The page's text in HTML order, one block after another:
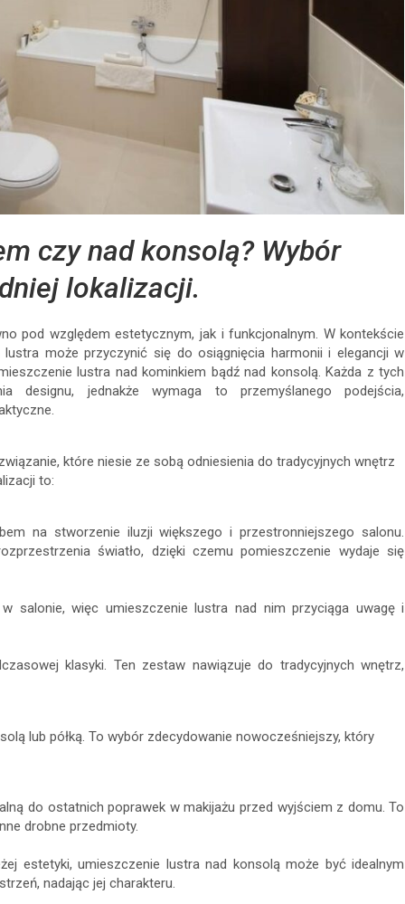
czy nad konsolą? Wybór
lokalizacji.
pod względem estetycznym, jak i funkcjonalnym. W kontekście
może przyczynić się do osiągnięcia harmonii i elegancji w
lustra nad kominkiem bądź nad konsolą. Każda z tych
designu, jednakże wymaga to przemyślanego podejścia,
które niesie ze sobą odniesienia do tradycyjnych wnętrz
to:
na stworzenie iluzji większego i przestronniejszego salonu.
światło, dzięki czemu pomieszczenie wydaje się
salonie, więc umieszczenie lustra nad nim przyciąga uwagę i
klasyki. Ten zestaw nawiązuje do tradycyjnych wnętrz,
lub półką. To wybór zdecydowanie nowocześniejszy, który
do ostatnich poprawek w makijażu przed wyjściem z domu. To
drobne przedmioty.
estetyki, umieszczenie lustra nad konsolą może być idealnym
nadając jej charakteru.